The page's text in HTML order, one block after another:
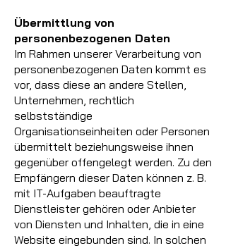
Übermittlung von
personenbezogenen Daten
Im Rahmen unserer Verarbeitung von
personenbezogenen Daten kommt es
vor, dass diese an andere Stellen,
Unternehmen, rechtlich
selbstständige
Organisationseinheiten oder Personen
übermittelt beziehungsweise ihnen
gegenüber offengelegt werden. Zu den
Empfängern dieser Daten können z. B.
mit IT-Aufgaben beauftragte
Dienstleister gehören oder Anbieter
von Diensten und Inhalten, die in eine
Website eingebunden sind. In solchen